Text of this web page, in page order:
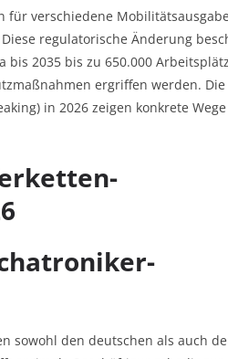
für verschiedene
regulatorische Änderung
2035 bis zu 650.000
ergriffen werden. Die
in 2026 zeigen konkrete
sowohl den deutschen als auch